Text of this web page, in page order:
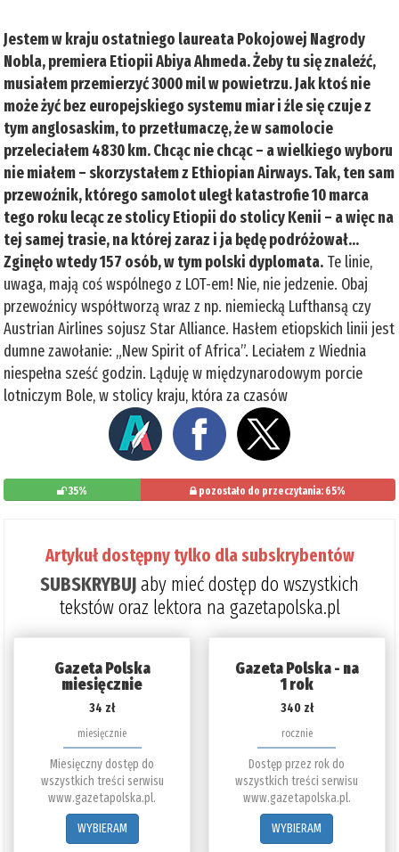
Jestem w kraju ostatniego laureata Pokojowej Nagrody
Nobla, premiera Etiopii Abiya Ahmeda. Żeby tu się znaleźć,
musiałem przemierzyć 3000 mil w powietrzu. Jak ktoś nie
może żyć bez europejskiego systemu miar i źle się czuje z
tym anglosaskim, to przetłumaczę, że w samolocie
przeleciałem 4830 km. Chcąc nie chcąc – a wielkiego wyboru
nie miałem – skorzystałem z Ethiopian Airways. Tak, ten sam
przewoźnik, którego samolot uległ katastrofie 10 marca
tego roku lecąc ze stolicy Etiopii do stolicy Kenii – a więc na
tej samej trasie, na której zaraz i ja będę podróżował...
Zginęło wtedy 157 osób, w tym polski dyplomata. Te linie,
uwaga, mają coś wspólnego z LOT-em! Nie, nie jedzenie. Obaj
przewoźnicy współtworzą wraz z np. niemiecką Lufthansą czy
Austrian Airlines sojusz Star Alliance. Hasłem etiopskich linii jest
dumne zawołanie: „New Spirit of Africa”. Leciałem z Wiednia
niespełna sześć godzin. Ląduję w międzynarodowym porcie
lotniczym Bole, w stolicy kraju, która za czasów
35% pozostało do przeczytania: 65%
Artykuł dostępny tylko dla subskrybentów
SUBSKRYBUJaby mieć dostęp do wszystkich
tekstów oraz lektora na gazetapolska.pl
Gazeta Polska
miesięcznie
34 zł
miesięcznie
Miesięczny dostęp do
wszystkich treści serwisu
www.gazetapolska.pl.
WYBIERAM
Gazeta Polska - na
1 rok
340 zł
rocznie
Dostęp przez rok do
wszystkich treści serwisu
www.gazetapolska.pl.
WYBIERAM